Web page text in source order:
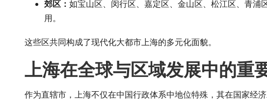
郊区： 如宝山区、闵行区、嘉定区、金山区、松江区、青
用。
这些区共同构成了现代化大都市上海的多元化面貌。
上海在全球与区域发展中的重
作为直辖市，上海不仅在中国行政体系中地位特殊，其在国家经